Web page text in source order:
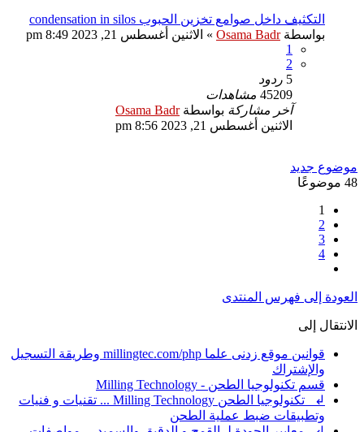
التكثيف داخل صوامع تخزين الحبوب condensation in silos
بواسطةOsama Badr
» الاثنين أغسطس 21, 2023 8:49 pm
1
2
5 ردود
45209 مشاهدات
آخر مشاركة بواسطةOsama Badr
الاثنين أغسطس 21, 2023 8:56 pm
موضوع جديد
48 موضوعًا
1
2
3
4
العودة إلى فهرس المنتدى
الانتقال إلى
قوانين موقع زدنى علما millingtec.com/php وطريقة التسجيل
والإشتراك
قسم تكنولوجيا الطحن - Milling Technology
↲ تكنولوجيا الطحن Milling Technology ... تقنيات و فنيات
وتطبيقات ضبط عملية الطحن